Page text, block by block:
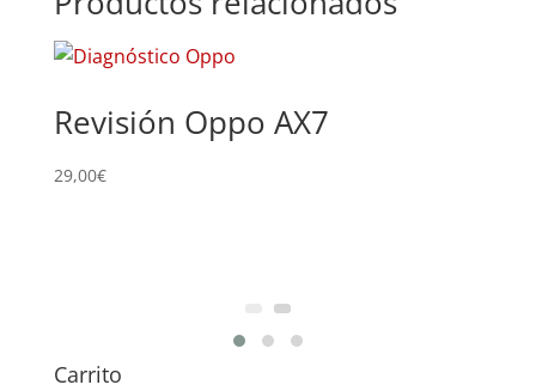
Revisión Oppo AX7
29,00€
Carrito